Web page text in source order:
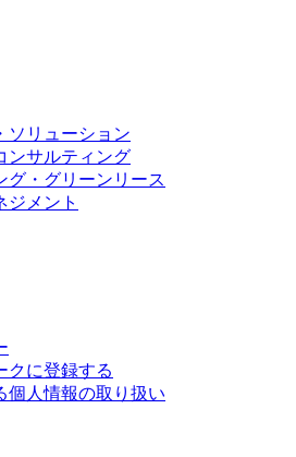
ソリューション
ンサルティング
グ・グリーンリース
ジメント
クに登録する
個人情報の取り扱い